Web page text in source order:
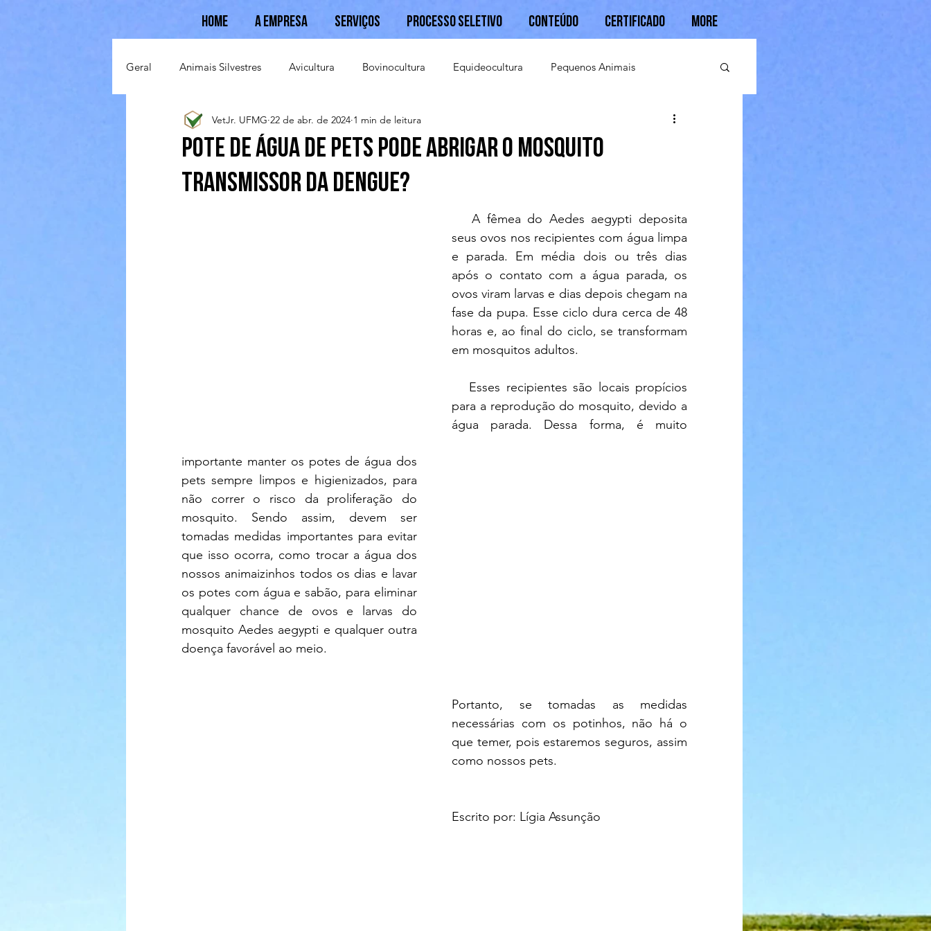
Home A Empresa Serviços Processo Seletivo Conteúdo Certificado More
Geral Animais Silvestres Avicultura Bovinocultura Equideocultura Pequenos Animais
Suinocultura Ovinocultura Caprinocultura
Pote de água de pets pode abrigar o mosquito
transmissor da dengue?
VetJr. UFMG 22 de abr. de 2024 1 min de leitura
A fêmea do Aedes aegypti deposita
seus ovos nos recipientes com água limpa
e parada. Em média dois ou três dias
após o contato com a água parada, os
ovos viram larvas e dias depois chegam na
fase da pupa. Esse ciclo dura cerca de 48
horas e, ao final do ciclo, se transformam
em mosquitos adultos.
Esses recipientes são locais propícios
para a reprodução do mosquito, devido a
água parada. Dessa forma, é muito
importante manter os potes de água dos
pets sempre limpos e higienizados, para
não correr o risco da proliferação do
mosquito. Sendo assim, devem ser
tomadas medidas importantes para evitar
que isso ocorra, como trocar a água dos
nossos animaizinhos todos os dias e lavar
os potes com água e sabão, para eliminar
qualquer chance de ovos e larvas do
mosquito Aedes aegypti e qualquer outra
doença favorável ao meio.
Portanto, se tomadas as medidas
necessárias com os potinhos, não há o
que temer, pois estaremos seguros, assim
como nossos pets.
Escrito por: Lígia Assunção